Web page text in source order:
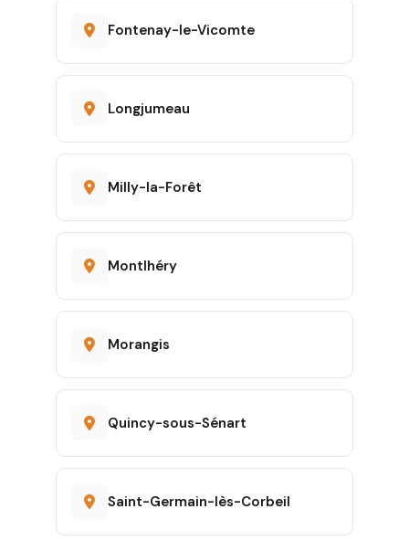
Fontenay-le-Vicomte
Longjumeau
Milly-la-Forêt
Montlhéry
Morangis
Quincy-sous-Sénart
Saint-Germain-lès-Corbeil